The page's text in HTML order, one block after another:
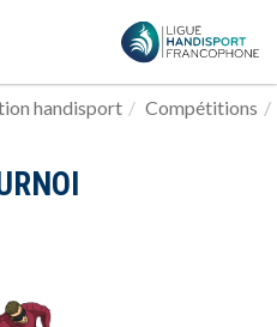
handisport Compétitions